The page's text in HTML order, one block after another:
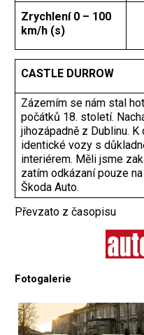
Zrychlení 0 – 100
km/h (s)
CASTLE DURROW
Zázemím se nám stal
počátků 18. století.
jihozápadně z Dublinu.
identické vozy s
interiérem. Měli jsme
zatím odkázaní pouze
Škoda Auto.
Převzato z časopisu
Fotogalerie